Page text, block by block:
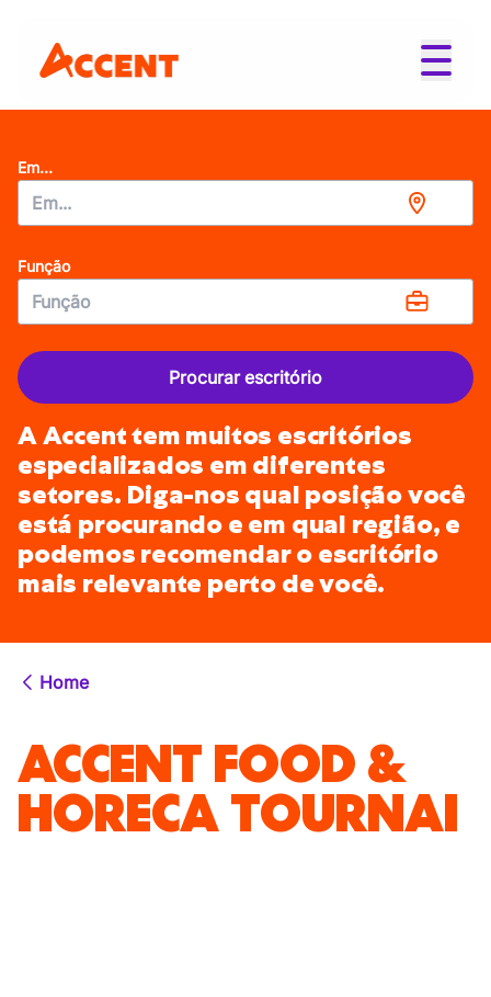
Em...
Função
Procurar escritório
A Accent tem muitos escritórios
especializados em diferentes
setores. Diga-nos qual posição você
está procurando e em qual região, e
podemos recomendar o escritório
mais relevante perto de você.
Home
ACCENT FOOD &
HORECA TOURNAI